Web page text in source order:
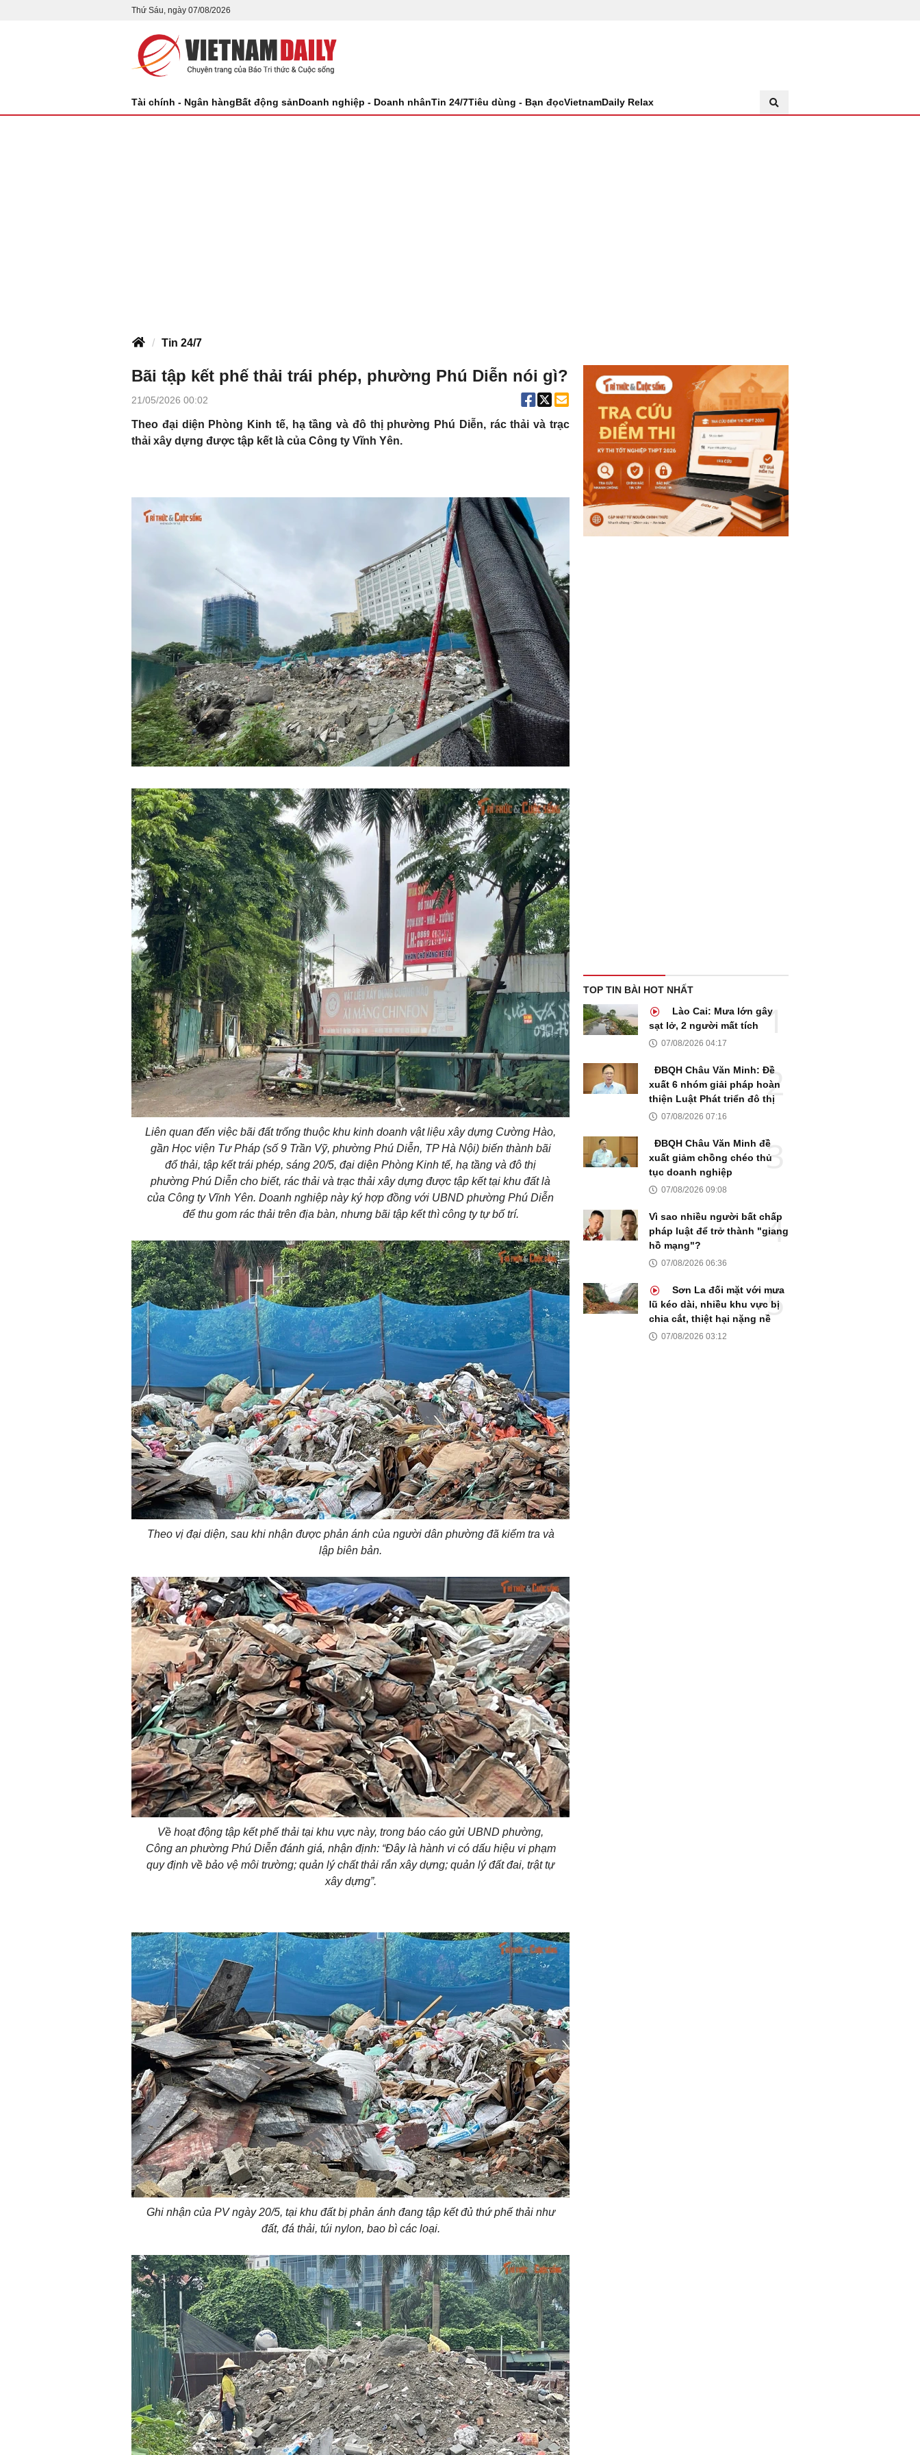
Thứ Sáu, ngày 07/08/2026
Tài chính - Ngân hàngBất động sảnDoanh nghiệp - Doanh nhânTin 24/7Tiêu dùng - Bạn đọcVietnamDaily Relax
Tin 24/7
Bãi tập kết phế thải trái phép, phường Phú Diễn nói gì?
21/05/2026 00:02
Theo đại diện Phòng Kinh tế, hạ tầng và đô thị phường Phú Diễn, rác thải và trạc
thải xây dựng được tập kết là của Công ty Vĩnh Yên.
Liên quan đến việc bãi đất trống thuộc khu kinh doanh vật liệu xây dựng Cường Hào,
gần Học viện Tư Pháp (số 9 Trần Vỹ, phường Phú Diễn, TP Hà Nội) biến thành bãi
đổ thải, tập kết trái phép, sáng 20/5, đại diện Phòng Kinh tế, hạ tầng và đô thị
phường Phú Diễn cho biết, rác thải và trạc thải xây dựng được tập kết tại khu đất là
của Công ty Vĩnh Yên. Doanh nghiệp này ký hợp đồng với UBND phường Phú Diễn
để thu gom rác thải trên địa bàn, nhưng bãi tập kết thì công ty tự bố trí.
Theo vị đại diện, sau khi nhận được phản ánh của người dân phường đã kiểm tra và
lập biên bản.
Về hoạt động tập kết phế thải tại khu vực này, trong báo cáo gửi UBND phường,
Công an phường Phú Diễn đánh giá, nhận định: “Đây là hành vi có dấu hiệu vi phạm
quy định về bảo vệ môi trường; quản lý chất thải rắn xây dựng; quản lý đất đai, trật tự
xây dựng”.
Ghi nhận của PV ngày 20/5, tại khu đất bị phản ánh đang tập kết đủ thứ phế thải như
đất, đá thải, túi nylon, bao bì các loại.
TOP TIN BÀI HOT NHẤT
Lào Cai: Mưa lớn gây
sạt lở, 2 người mất tích
07/08/2026 04:17
ĐBQH Châu Văn Minh: Đề
xuất 6 nhóm giải pháp hoàn
thiện Luật Phát triển đô thị
07/08/2026 07:16
ĐBQH Châu Văn Minh đề
xuất giảm chồng chéo thủ
tục doanh nghiệp
07/08/2026 09:08
Vì sao nhiều người bất chấp
pháp luật để trở thành "giang
hồ mạng"?
07/08/2026 06:36
Sơn La đối mặt với mưa
lũ kéo dài, nhiều khu vực bị
chia cắt, thiệt hại nặng nề
07/08/2026 03:12